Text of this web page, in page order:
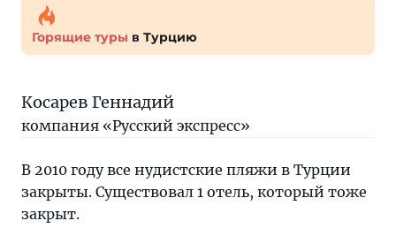
Горящие туры в Турцию
Косарев Геннадий
компания «Русский экспресс»
В 2010 году все нудистские пляжи в Турции
закрыты. Существовал 1 отель, который тоже
закрыт.